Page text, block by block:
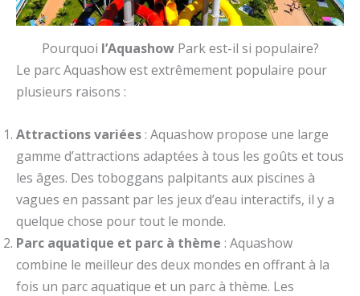
Pourquoi l’Aquashow Park est-il si populaire?
Le parc Aquashow est extrêmement populaire pour
plusieurs raisons :
Attractions variées : Aquashow propose une large
gamme d’attractions adaptées à tous les goûts et tous
les âges. Des toboggans palpitants aux piscines à
vagues en passant par les jeux d’eau interactifs, il y a
quelque chose pour tout le monde.
Parc aquatique et parc à thème : Aquashow
combine le meilleur des deux mondes en offrant à la
fois un parc aquatique et un parc à thème. Les